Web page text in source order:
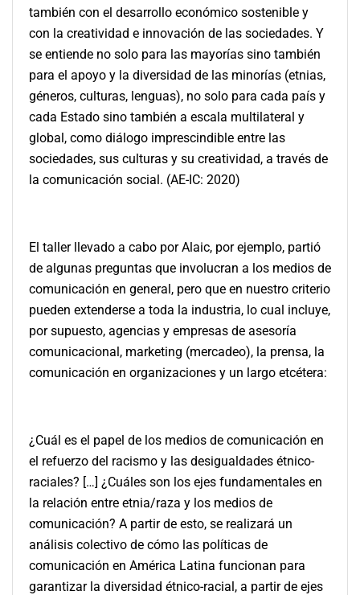
también con el desarrollo económico sostenible y
con la creatividad e innovación de las sociedades. Y
se entiende no solo para las mayorías sino también
para el apoyo y la diversidad de las minorías (etnias,
géneros, culturas, lenguas), no solo para cada país y
cada Estado sino también a escala multilateral y
global, como diálogo imprescindible entre las
sociedades, sus culturas y su creatividad, a través de
la comunicación social. (AE-IC: 2020)
El taller llevado a cabo por Alaic, por ejemplo, partió
de algunas preguntas que involucran a los medios de
comunicación en general, pero que en nuestro criterio
pueden extenderse a toda la industria, lo cual incluye,
por supuesto, agencias y empresas de asesoría
comunicacional, marketing (mercadeo), la prensa, la
comunicación en organizaciones y un largo etcétera:
¿Cuál es el papel de los medios de comunicación en
el refuerzo del racismo y las desigualdades étnico-
raciales? […] ¿Cuáles son los ejes fundamentales en
la relación entre etnia/raza y los medios de
comunicación? A partir de esto, se realizará un
análisis colectivo de cómo las políticas de
comunicación en América Latina funcionan para
garantizar la diversidad étnico-racial, a partir de ejes